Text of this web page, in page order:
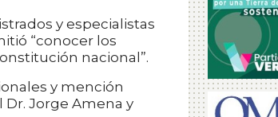
y especialistas
“conocer los
nacional”.
y mención
Jorge Amena y